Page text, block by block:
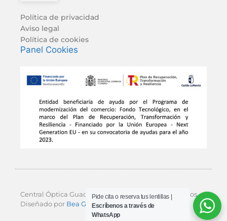
Política de privacidad
Aviso legal
Política de cookies
Panel Cookies
Central Óptica Guadalajara © 2026 Todos los derechos.
Diseñado por Bea Garcés Estudioy Digital Bros.
Pide cita o reserva tus lentillas |
Escríbenos a través de
WhatsApp